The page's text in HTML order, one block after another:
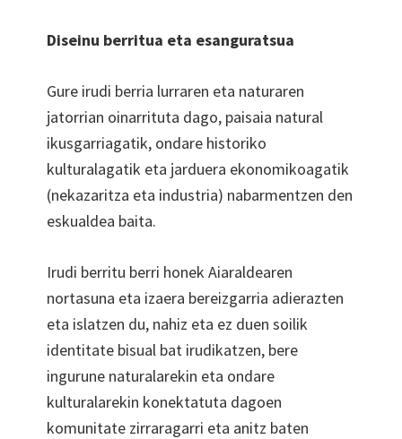
Diseinu berritua eta esanguratsua
Gure irudi berria lurraren eta naturaren
jatorrian oinarrituta dago, paisaia natural
ikusgarriagatik, ondare historiko
kulturalagatik eta jarduera ekonomikoagatik
(nekazaritza eta industria) nabarmentzen den
eskualdea baita.
Irudi berritu berri honek Aiaraldearen
nortasuna eta izaera bereizgarria adierazten
eta islatzen du, nahiz eta ez duen soilik
identitate bisual bat irudikatzen, bere
ingurune naturalarekin eta ondare
kulturalarekin konektatuta dagoen
komunitate zirraragarri eta anitz baten